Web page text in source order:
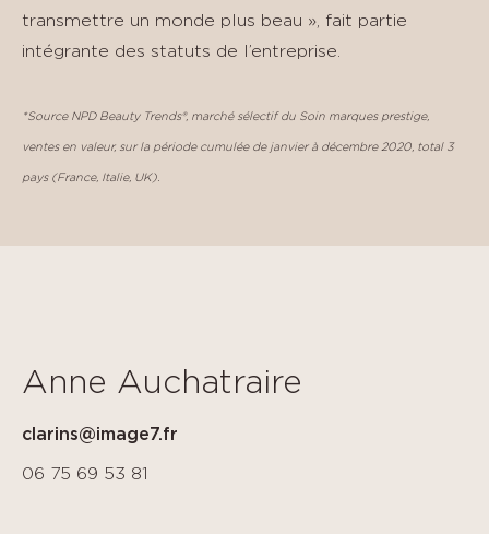
transmettre un monde plus beau », fait partie
intégrante des statuts de l’entreprise.
*Source NPD Beauty Trends®, marché sélectif du Soin marques prestige,
ventes en valeur, sur la période cumulée de janvier à décembre 2020, total 3
pays (France, Italie, UK).
Anne Auchatraire
clarins@image7.fr
06 75 69 53 81